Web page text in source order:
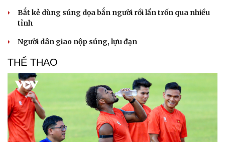
Bắt kẻ dùng súng dọa bắn người rồi lẩn trốn qua nhiều
tỉnh
Người dân giao nộp súng, lựu đạn
THỂ THAO